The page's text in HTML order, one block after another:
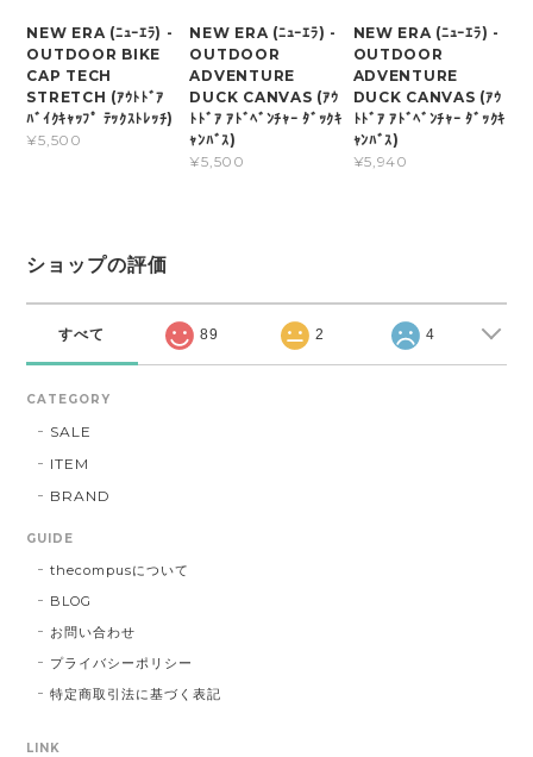
NEW ERA (ﾆｭｰｴﾗ) -
OUTDOOR BIKE
CAP TECH
STRETCH (ｱｳﾄﾄﾞｱ
ﾊﾞｲｸｷｬｯﾌﾟ ﾃｯｸｽﾄﾚｯﾁ)
¥5,500
NEW ERA (ﾆｭｰｴﾗ) -
OUTDOOR
ADVENTURE
DUCK CANVAS (ｱｳ
ﾄﾄﾞｱ ｱﾄﾞﾍﾞﾝﾁｬｰ ﾀﾞｯｸｷ
ｬﾝﾊﾞｽ)
¥5,500
NEW ERA (ﾆｭｰｴﾗ) -
OUTDOOR
ADVENTURE
DUCK CANVAS (ｱｳ
ﾄﾄﾞｱ ｱﾄﾞﾍﾞﾝﾁｬｰ ﾀﾞｯｸｷ
ｬﾝﾊﾞｽ)
¥5,940
ショップの評価
すべて 89 2 4
CATEGORY
SALE
ITEM
BRAND
GUIDE
thecompusについて
BLOG
お問い合わせ
プライバシーポリシー
特定商取引法に基づく表記
LINK